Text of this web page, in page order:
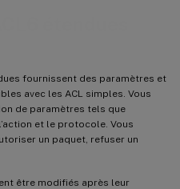
fournissent des paramètres et
avec les ACL simples. Vous
de paramètres tels que
et le protocole. Vous
un paquet, refuser un
être modifiés après leur